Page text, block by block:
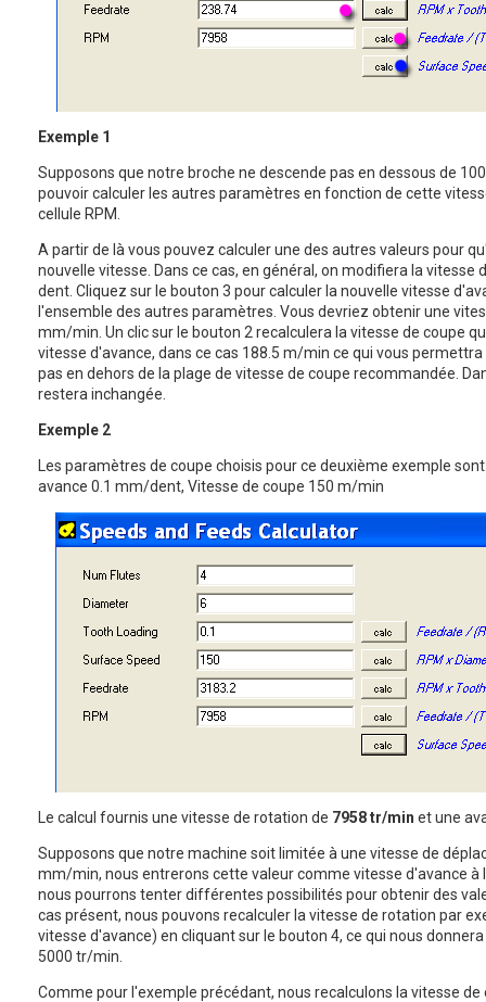
Exemple 1
Supposons que notre broche ne descende pas en dessous de
pouvoir calculer les autres paramètres en fonction de cette
cellule RPM.
A partir de là vous pouvez calculer une des autres valeurs pour
nouvelle vitesse. Dans ce cas, en général, on modifiera la vitesse
dent. Cliquez sur le bouton 3 pour calculer la nouvelle vitesse
l'ensemble des autres paramètres. Vous devriez obtenir une
mm/min. Un clic sur le bouton 2 recalculera la vitesse de coupe
vitesse d'avance, dans ce cas 188.5 m/min ce qui vous
pas en dehors de la plage de vitesse de coupe recommandée.
restera inchangée.
Exemple 2
Les paramètres de coupe choisis pour ce deuxième exemple
avance 0.1 mm/dent, Vitesse de coupe 150 m/min
Le calcul fournis une vitesse de rotation de 7958 tr/min et une
Supposons que notre machine soit limitée à une vitesse de
mm/min, nous entrerons cette valeur comme vitesse d'avance à
nous pourrons tenter différentes possibilités pour obtenir des
cas présent, nous pouvons recalculer la vitesse de rotation par
vitesse d'avance) en cliquant sur le bouton 4, ce qui nous
5000 tr/min.
Comme pour l'exemple précédant, nous recalculons la vitesse